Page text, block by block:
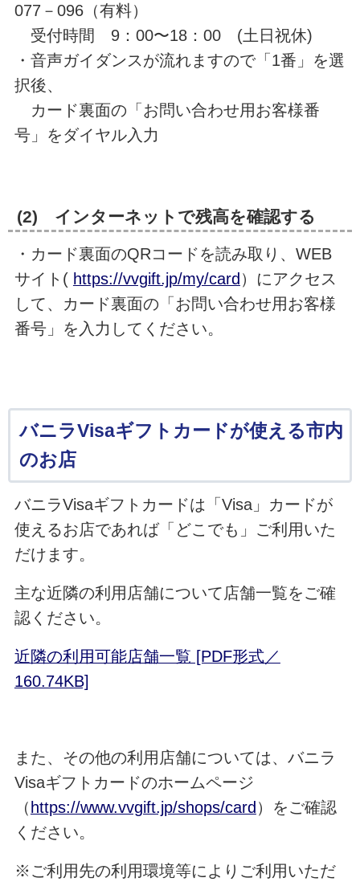
077－096（有料）
受付時間 9：00〜18：00 (土日祝休)
・音声ガイダンスが流れますので「1番」を選
択後、
カード裏面の「お問い合わせ用お客様番
号」をダイヤル入力
(2) インターネットで残高を確認する
・カード裏面のQRコードを読み取り、WEB
サイト( https://vvgift.jp/my/card ）にアクセス
して、カード裏面の「お問い合わせ用お客様
番号」を入力してください。
バニラVisaギフトカードが使える市内
のお店
バニラVisaギフトカードは「Visa」カードが
使えるお店であれば「どこでも」ご利用いた
だけます。
主な近隣の利用店舗について店舗一覧をご確
認ください。
近隣の利用可能店舗一覧 [PDF形式／
160.74KB]
また、その他の利用店舗については、バニラ
Visaギフトカードのホームページ
（ https://www.vvgift.jp/shops/card ）をご確認
ください。
※ご利用先の利用環境等によりご利用いただ